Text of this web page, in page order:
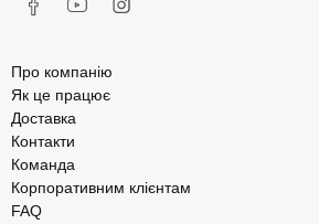
Про компанію
Як це працює
Доставка
Контакти
Команда
Корпоративним клієнтам
FAQ